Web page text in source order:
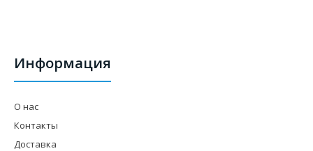
Информация
О нас
Контакты
Доставка